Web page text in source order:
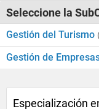
Seleccione la
Gestión del Turismo
Gestión de
Especialización